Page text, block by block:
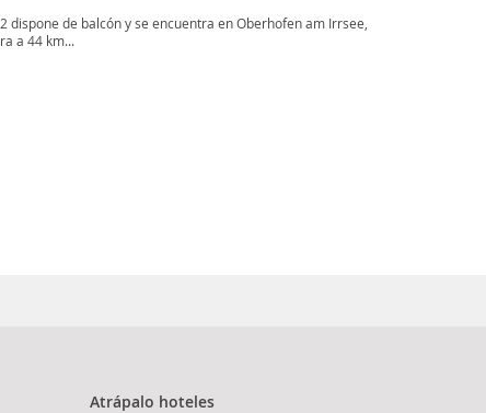
dispone de balcón y se encuentra en Oberhofen am Irrsee,
a 44 km...
Atrápalo hoteles